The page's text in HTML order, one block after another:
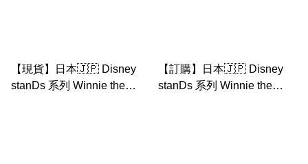
【現貨】日本🇯🇵 Disney
stanDs 系列 Winnie the
【訂購】日本🇯🇵 Disney
stanDs 系列 Winnie the